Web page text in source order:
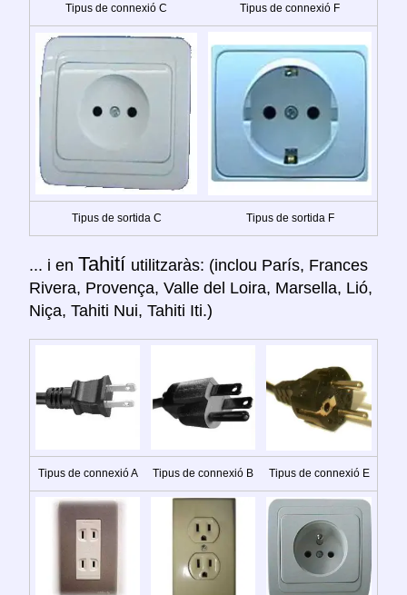
Tipus de connexió C Tipus de connexió F
Tipus de sortida C Tipus de sortida F
... i en Tahití utilitzaràs: (inclou París, Frances
Rivera, Provença, Valle del Loira, Marsella, Lió,
Niça, Tahiti Nui, Tahiti Iti.)
Tipus de connexió A Tipus de connexió B Tipus de connexió E